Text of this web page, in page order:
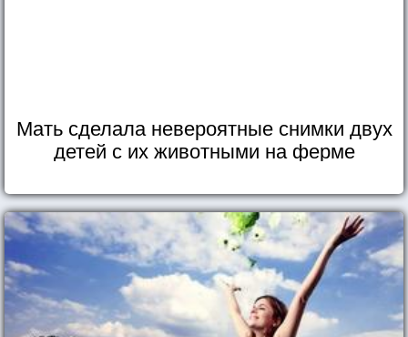
Мать сделала невероятные снимки двух
детей с их животными на ферме